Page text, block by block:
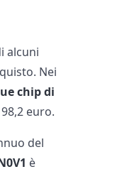
alcuni
Nei
chip di
euro.
del
è